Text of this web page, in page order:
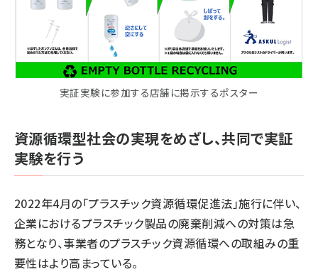
実証実験に参加する店舗に掲示するポスター
資源循環型社会の実現をめざし、共同で実証
実験を行う
2022年4月の「プラスチック資源循環促進法」施行に伴い、
企業におけるプラスチック製品の廃棄削減への対策は急
務となり、事業者のプラスチック資源循環への取組みの重
要性はより高まっている。